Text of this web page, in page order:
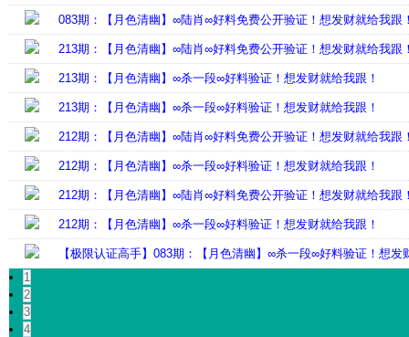
083期：【月色清幽】∞陆肖∞好料免费公开验证！想发财就给我跟
213期：【月色清幽】∞陆肖∞好料免费公开验证！想发财就给我跟
213期：【月色清幽】∞杀一段∞好料验证！想发财就给我跟！
213期：【月色清幽】∞杀一段∞好料验证！想发财就给我跟！
212期：【月色清幽】∞陆肖∞好料免费公开验证！想发财就给我跟
212期：【月色清幽】∞杀一段∞好料验证！想发财就给我跟！
212期：【月色清幽】∞陆肖∞好料免费公开验证！想发财就给我跟
212期：【月色清幽】∞杀一段∞好料验证！想发财就给我跟！
【极限认证高手】083期：【月色清幽】∞杀一段∞好料验证！想发
1
2
3
4